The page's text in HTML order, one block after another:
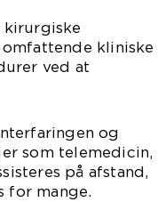
kirurgiske
kliniske
ved at
og
som telemedicin,
på afstand,
for mange.